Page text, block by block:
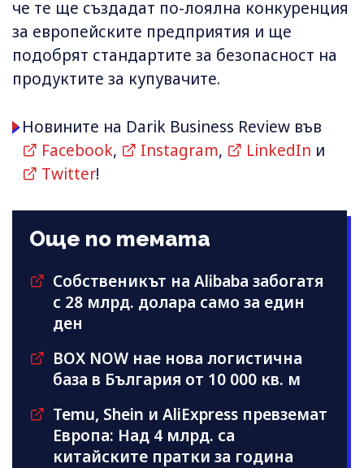
че те ще създадат по-лоялна конкуренция
за европейските предприятия и ще
подобрят стандартите за безопасност на
продуктите за купувачите.
Новините на Darik Business Review във
Facebook, Instagram, LinkedIn и
Twitter!
Още по темата
Собственикът на Alibaba забогатя
с 28 млрд. долара само за един
ден
BOX NOW нае нова логистична
база в България от 10 000 кв. м
Temu, Shein и AliExpress превземат
Европа: Над 4 млрд. са
китайските пратки за година